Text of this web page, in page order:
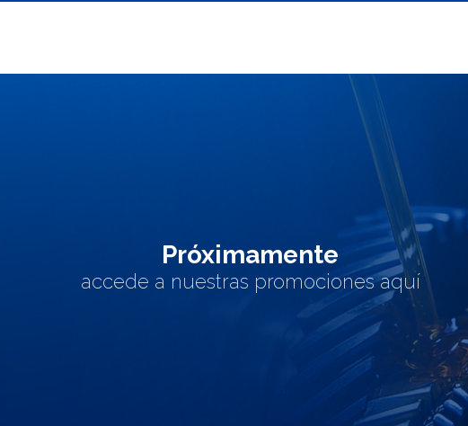
Próximamente
accede a nuestras promociones aquí